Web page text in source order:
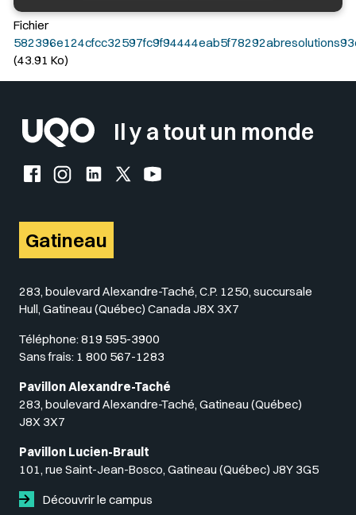
Fichier
(43.91 Ko)
Il y a tout un monde
Facebook de l'UQO
Instagram de l'UQO
LinkedIn de l'UQO
X (Twitter) de l'UQO
YouTube de l'UQO
Gatineau
283, boulevard Alexandre-Taché, C.P. 1250, succursale
Hull, Gatineau (Québec) Canada J8X 3X7
Téléphone: 819 595-3900
Sans frais: 1 800 567-1283
Pavillon Alexandre-Taché
283, boulevard Alexandre-Taché, Gatineau (Québec)
J8X 3X7
Pavillon Lucien-Brault
101, rue Saint-Jean-Bosco, Gatineau (Québec) J8Y 3G5
Découvrir le campus